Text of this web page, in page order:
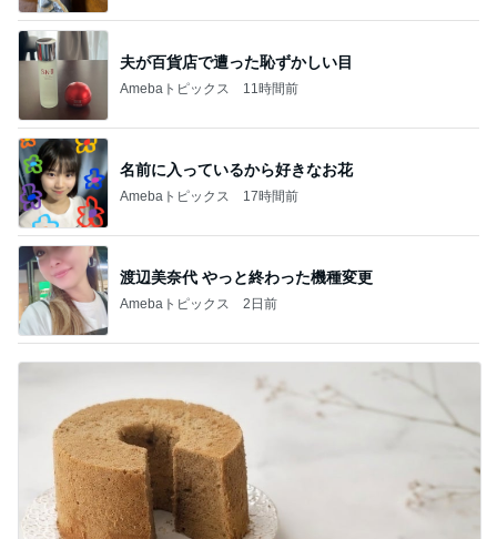
夫が百貨店で遭った恥ずかしい目
Amebaトピックス 11時間前
名前に入っているから好きなお花
Amebaトピックス 17時間前
渡辺美奈代 やっと終わった機種変更
Amebaトピックス 2日前